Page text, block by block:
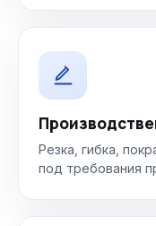
Резка, гибка,
под требования